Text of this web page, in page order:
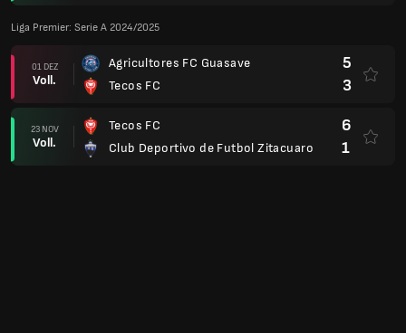
Liga Premier: Serie A 2024/2025
01 DEZ
Voll.
Agricultores FC Guasave
Tecos FC
5
3
23 NOV
Voll.
Tecos FC
Club Deportivo de Futbol Zitacuaro
6
1